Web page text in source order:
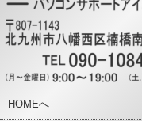
HOMEへ